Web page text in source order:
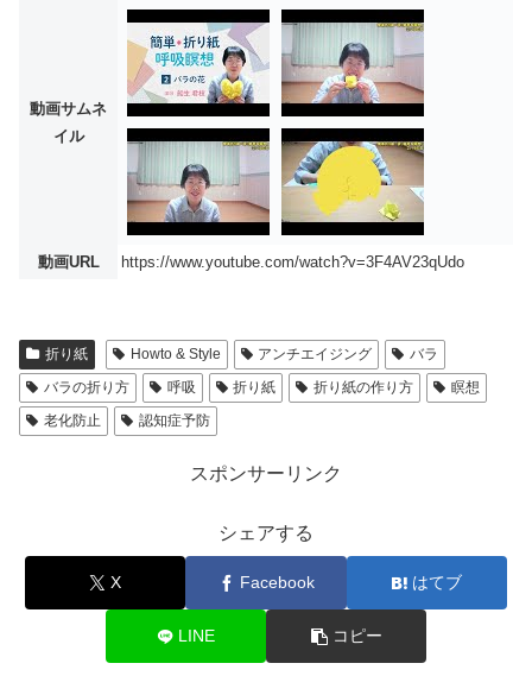
動画サムネ
イル
動画URL https://www.youtube.com/watch?v=3F4AV23qUdo
折り紙 Howto & Style アンチエイジング
バラ
バラの折り方
呼吸 折り紙 折り紙の作り方
瞑想
老化防止
認知症予防
スポンサーリンク
シェアする
X Facebook はてブ
LINE コピー